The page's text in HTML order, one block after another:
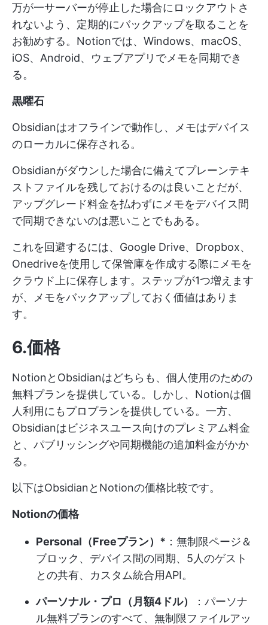
万が一サーバーが停止した場合にロックアウトさ
れないよう、定期的にバックアップを取ることを
お勧めする。Notionでは、Windows、macOS、
iOS、Android、ウェブアプリでメモを同期でき
る。
黒曜石
Obsidianはオフラインで動作し、メモはデバイス
のローカルに保存される。
Obsidianがダウンした場合に備えてプレーンテキ
ストファイルを残しておけるのは良いことだが、
アップグレード料金を払わずにメモをデバイス間
で同期できないのは悪いことでもある。
これを回避するには、Google Drive、Dropbox、
Onedriveを使用して保管庫を作成する際にメモを
クラウド上に保存します。ステップが1つ増えます
が、メモをバックアップしておく価値はありま
す。
6.価格
NotionとObsidianはどちらも、個人使用のための
無料プランを提供している。しかし、Notionは個
人利用にもプロプランを提供している。一方、
Obsidianはビジネスユース向けのプレミアム料金
と、パブリッシングや同期機能の追加料金がかか
る。
以下はObsidianとNotionの価格比較です。
Notionの価格
Personal（Freeプラン）* ：無制限ページ＆
ブロック、デバイス間の同期、5人のゲスト
との共有、カスタム統合用API。
パーソナル・プロ（月額4ドル）
：パーソナ
ル無料プランのすべて、無制限ファイルアッ